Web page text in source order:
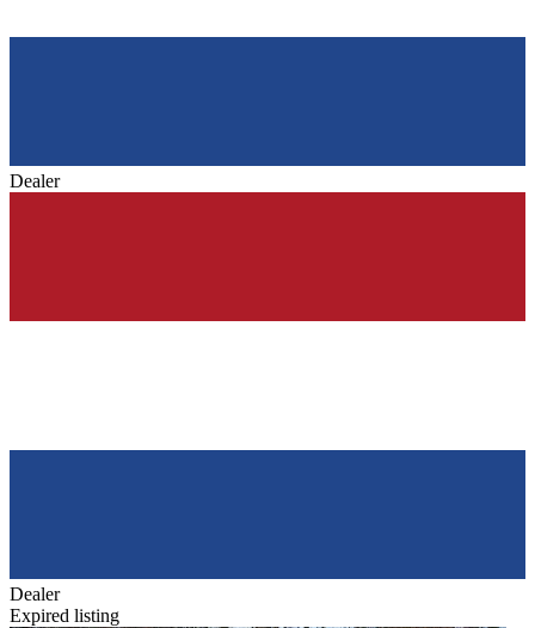
Dealer
Dealer
Expired listing